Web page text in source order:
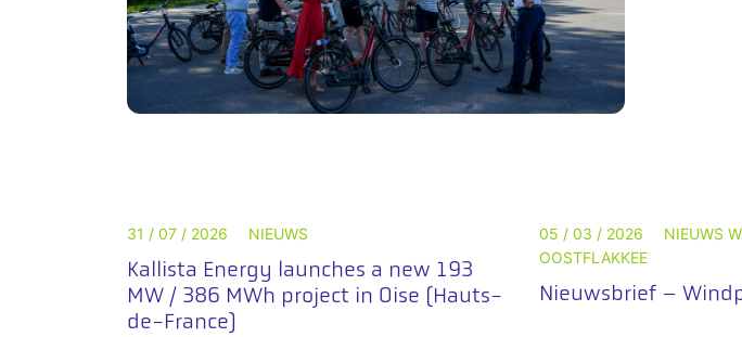
31 / 07 / 2026 NIEUWS
Kallista Energy launches a new 193
MW / 386 MWh project in Oise (Hauts-
de-France)
05 / 03 / 2026
NIEUWS
OOSTFLAKKEE
Nieuwsbrief –